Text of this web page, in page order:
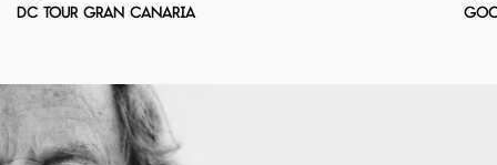
DC Tour Gran Canaria